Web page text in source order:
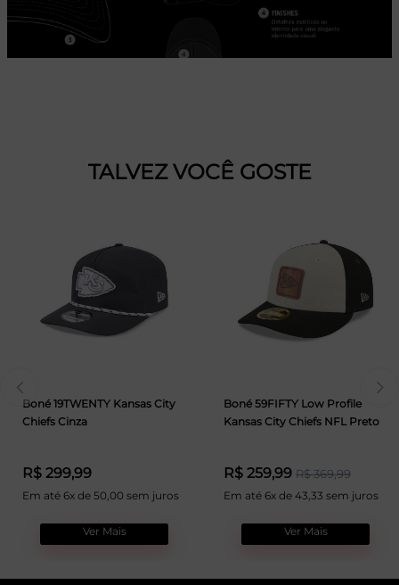
TALVEZ VOCÊ GOSTE
Boné 19TWENTY Kansas City
Chiefs Cinza
R$ 299,99
Em até 6x de 50,00 sem juros
Ver Mais
Boné 59FIFTY Low Profile
Kansas City Chiefs NFL Preto
R$ 259,99 R$ 369,99
Em até 6x de 43,33 sem juros
Ver Mais